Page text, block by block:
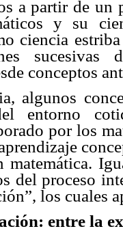
a partir de un
y su
ciencia
conceptos
algunos
entorno
por los
matemática.
del proceso
los cuales
entre la